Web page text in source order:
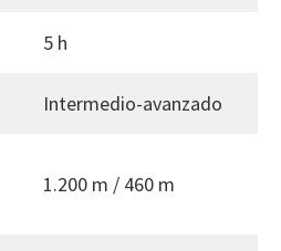
5 h
Intermedio-avanzado
1.200 m / 460 m